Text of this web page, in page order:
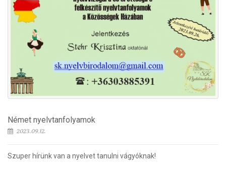
Német nyelvtanfolyamok
2023.09.12.
Szuper hírünk van a nyelvet tanulni vágyóknak!